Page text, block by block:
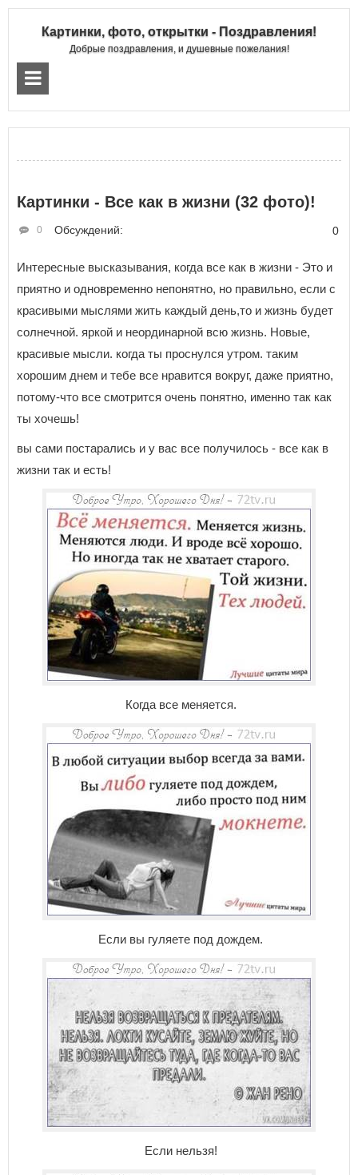
Картинки, фото, открытки - Поздравления!
Добрые поздравления, и душевные пожелания!
Картинки - Все как в жизни (32 фото)!
Обсуждений:
0 0
Интересные высказывания, когда все как в жизни - Это и
приятно и одновременно непонятно, но правильно, если с
красивыми мыслями жить каждый день,то и жизнь будет
солнечной. яркой и неординарной всю жизнь. Новые,
красивые мысли. когда ты проснулся утром. таким
хорошим днем и тебе все нравится вокруг, даже приятно,
потому-что все смотрится очень понятно, именно так как
ты хочешь!
вы сами постарались и у вас все получилось - все как в
жизни так и есть!
Когда все меняется.
Если вы гуляете под дождем.
Если нельзя!